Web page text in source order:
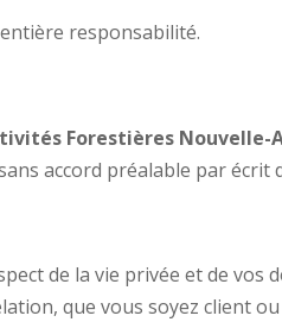
responsabilité.
Forestières Nouvelle-
accord préalable par écrit
de la vie privée et de vos
que vous soyez client